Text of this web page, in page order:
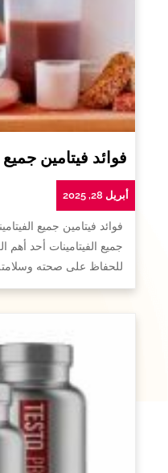
فوائد فيتامين
أبريل 28, 2025
فوائد فيتامين جميع
جميع الفيتامينات أحد أهم
للحفاظ على صحته